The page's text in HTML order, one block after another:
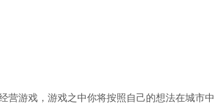
营游戏，游戏之中你将按照自己的想法在城市中